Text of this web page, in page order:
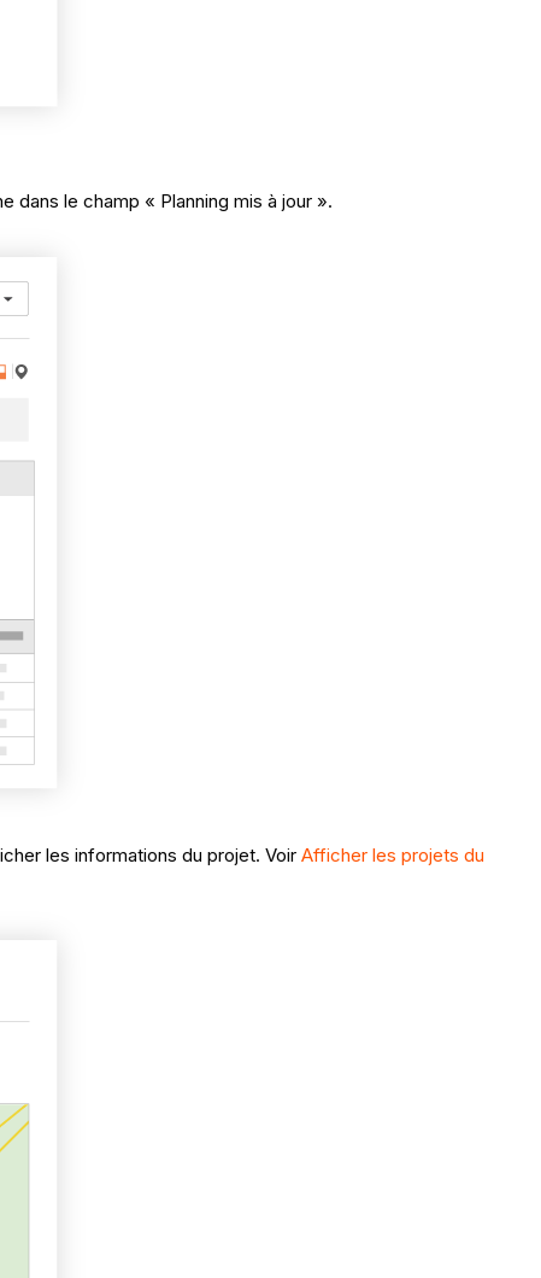
dans le champ « Planning mis à jour ».
les informations du projet. VoirAfficher les projets du